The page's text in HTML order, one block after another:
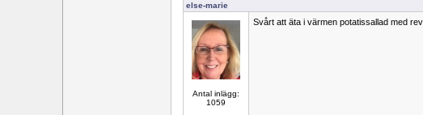
else-marie
Antal inlägg:
1059
Svårt att äta i värmen potatissallad med